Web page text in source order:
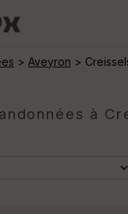
> Aveyron >
à